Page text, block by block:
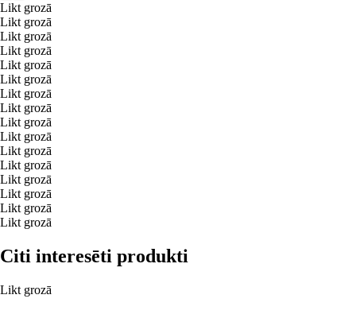
Likt grozā
Likt grozā
Likt grozā
Likt grozā
Likt grozā
Likt grozā
Likt grozā
Likt grozā
Likt grozā
Likt grozā
Likt grozā
Likt grozā
Likt grozā
Likt grozā
Likt grozā
Likt grozā
Citi interesēti produkti
Likt grozā